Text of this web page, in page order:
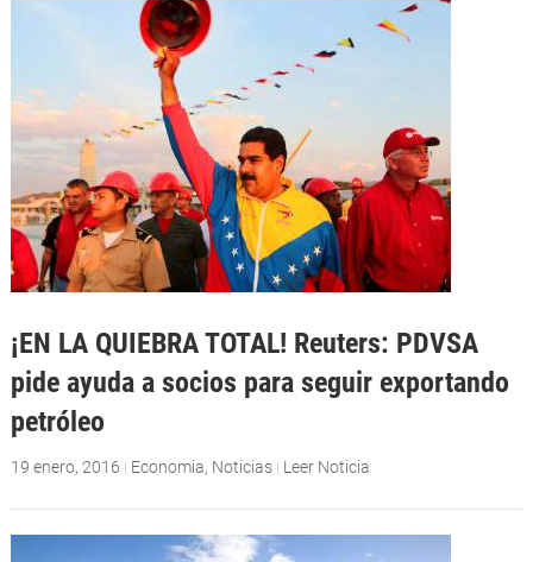
¡EN LA QUIEBRA TOTAL! Reuters: PDVSA
pide ayuda a socios para seguir exportando
petróleo
19 enero, 2016 | Economia, Noticias | Leer Noticia